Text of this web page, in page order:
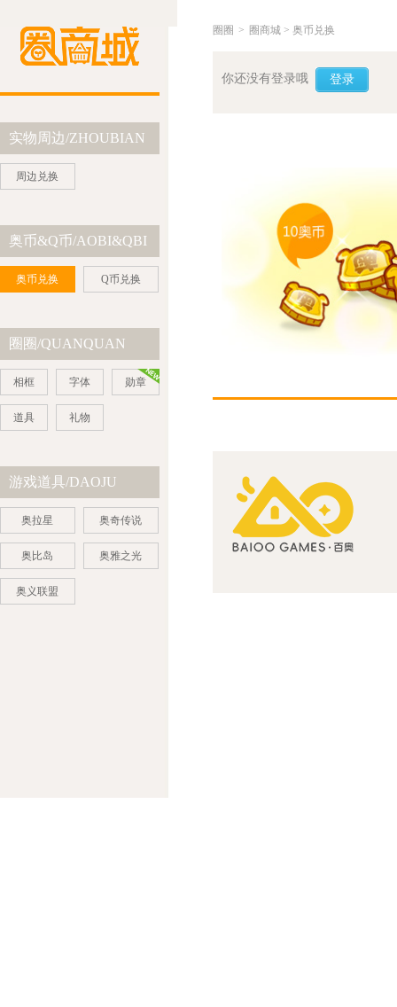
实物周边/ZHOUBIAN
周边兑换
奥币&Q币/AOBI&QBI
奥币兑换 Q币兑换
圈圈/QUANQUAN
相框 字体 勋章
道具 礼物
游戏道具/DAOJU
奥拉星 奥奇传说
奥比岛 奥雅之光
奥义联盟
圈圈 > 圈商城 > 奥币兑换
你还没有登录哦 登录